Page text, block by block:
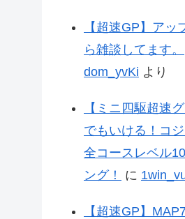
【超速GP】ア
ら雑談してます。
dom_yvKi より
【ミニ四駆超速
でもいける！コ
全コースレベル
ング！
に
【超速GP】